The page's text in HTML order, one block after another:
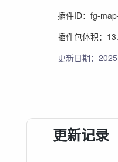
插件ID：fg-
插件包体积：
更新日期：
更新记录